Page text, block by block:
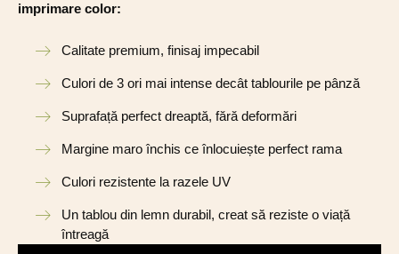
imprimare color:
Calitate premium, finisaj impecabil
Culori de 3 ori mai intense decât tablourile pe pânză
Suprafață perfect dreaptă, fără deformări
Margine maro închis ce înlocuiește perfect rama
Culori rezistente la razele UV
Un tablou din lemn durabil, creat să reziste o viață
întreagă